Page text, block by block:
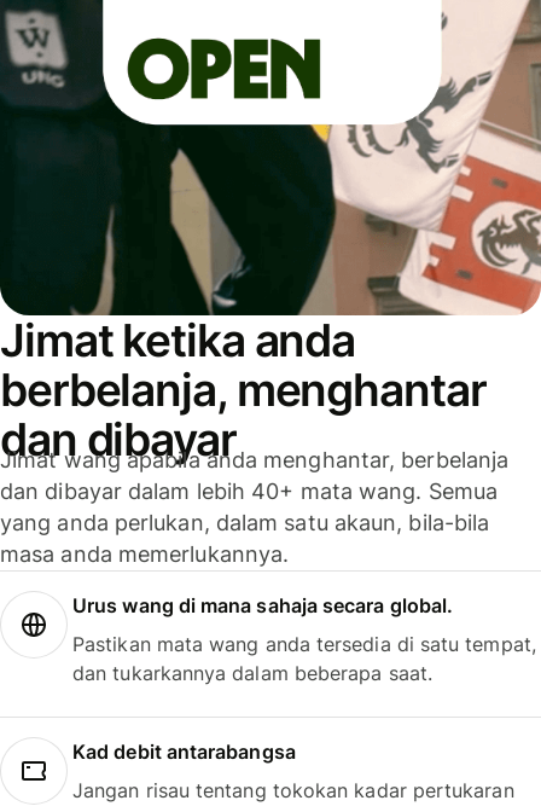
Jimat ketika anda
berbelanja, menghantar
dan dibayar
Jimat wang apabila anda menghantar, berbelanja
dan dibayar dalam lebih 40+ mata wang. Semua
yang anda perlukan, dalam satu akaun, bila-bila
masa anda memerlukannya.
Urus wang di mana sahaja secara global.
Pastikan mata wang anda tersedia di satu tempat,
dan tukarkannya dalam beberapa saat.
Kad debit antarabangsa
Jangan risau tentang tokokan kadar pertukaran